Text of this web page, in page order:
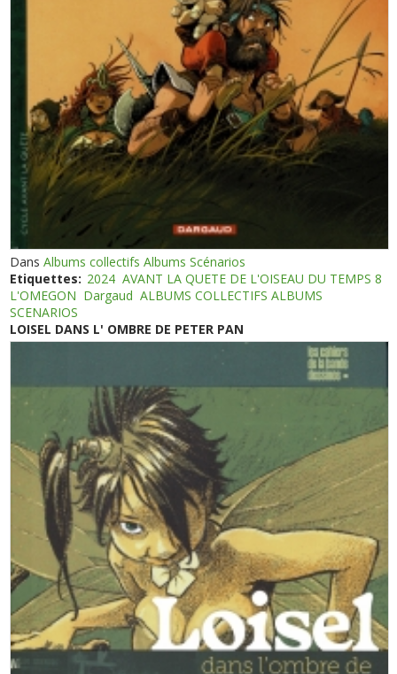
DansAlbums collectifs Albums Scénarios
Etiquettes: 2024 AVANT LA QUETE DE L'OISEAU DU TEMPS 8
L'OMEGON Dargaud ALBUMS COLLECTIFS ALBUMS
SCENARIOS
LOISEL DANS L' OMBRE DE PETER PAN